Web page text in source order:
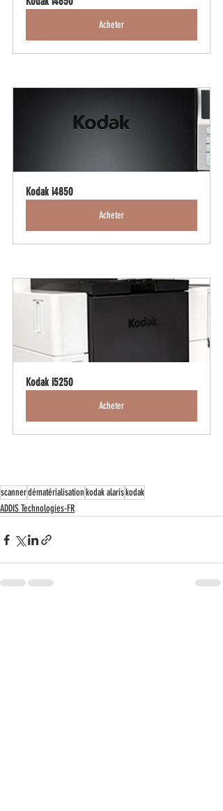
Acheter
Kodak i4850
Acheter
Kodak i5250
Acheter
scannerdématérialisationkodak alariskodak
ADDIS Technologies-FR